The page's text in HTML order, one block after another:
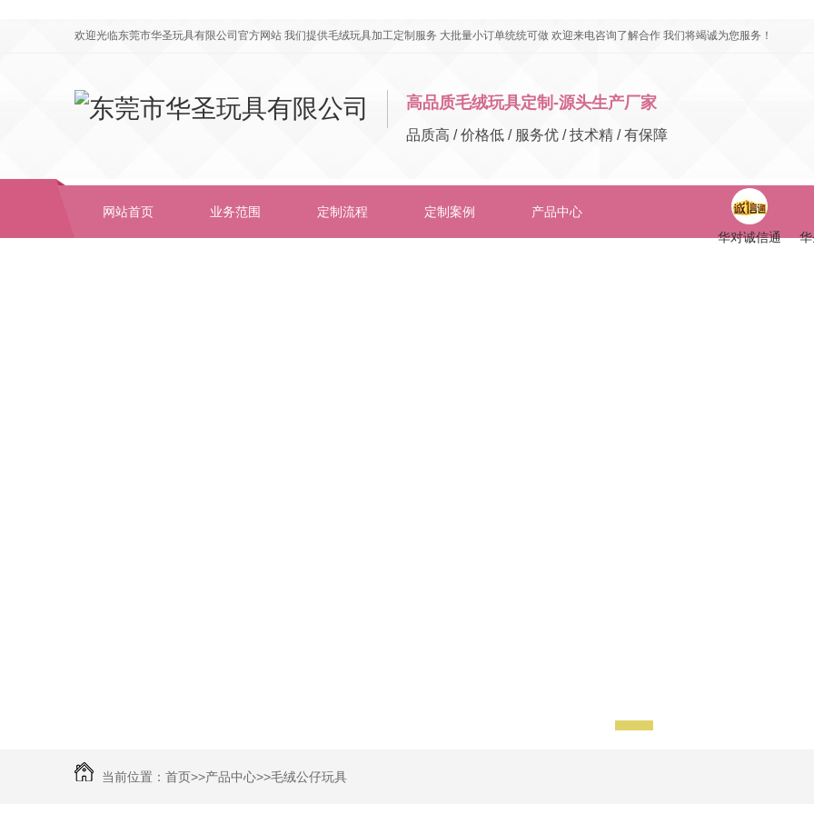
欢迎光临东莞市华圣玩具有限公司官方网站 我们提供毛绒玩具加工定制服务 大批量小订单统统可做 欢迎来电咨询了解合作 我们将竭诚为您服务！
高品质毛绒玩具定制-源头生产厂家
品质高 / 价格低 / 服务优 / 技术精 / 有保障
华对诚信通
网站首页 业务范围 定制流程 定制案例 产品中心
当前位置： 首页>>产品中心>>毛绒公仔玩具